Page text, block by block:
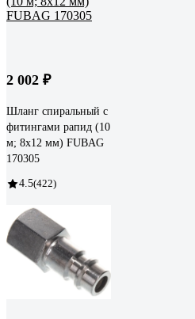
2 002 ₽
Шланг спиральный с
фитингами рапид (10
м; 8x12 мм) FUBAG
170305
4.5(422)